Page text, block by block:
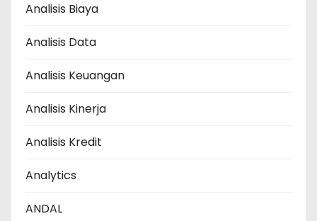
Analisis Biaya
Analisis Data
Analisis Keuangan
Analisis Kinerja
Analisis Kredit
Analytics
ANDAL